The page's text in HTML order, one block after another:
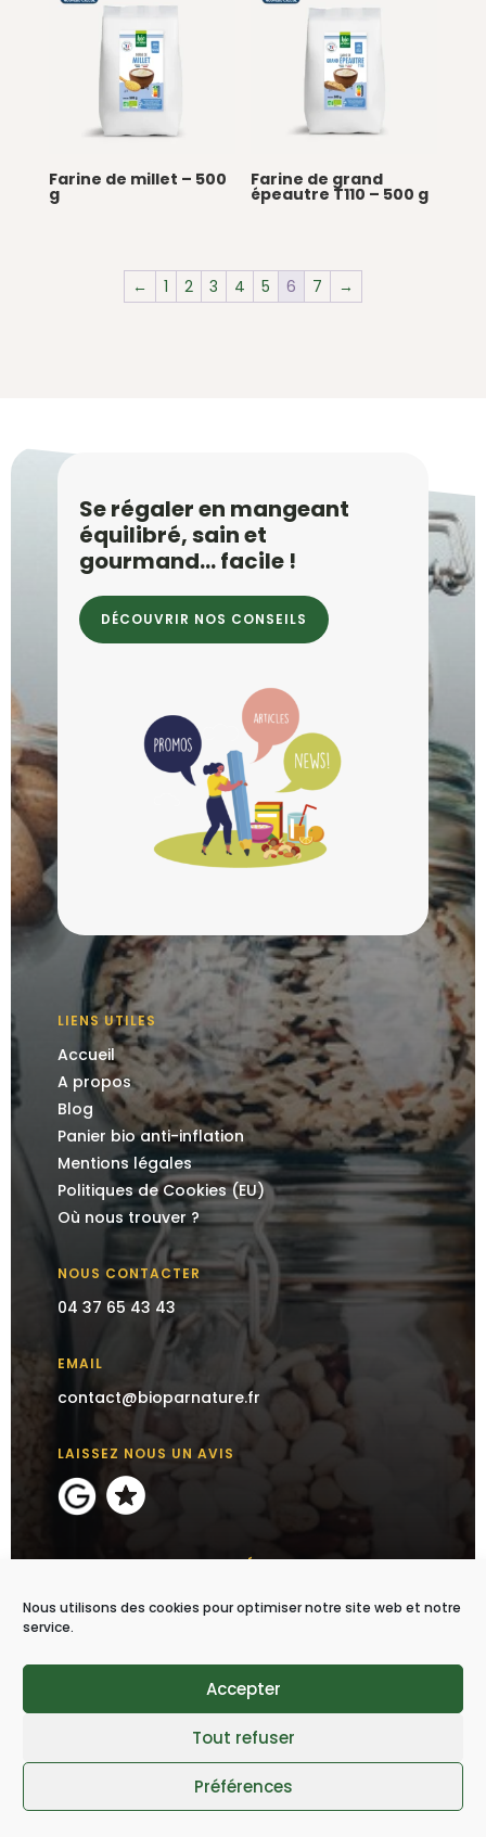
Nous utilisons des cookies pour optimiser notre site web et notre
service.
Accepter
Tout refuser
Préférences
Farine de millet – 500
g
Farine de grand
épeautre T110 – 500 g
← 1 2 3 4 5 6 7 →
Se régaler en mangeant
équilibré, sain et
gourmand… facile !
DÉCOUVRIR NOS CONSEILS
LIENS UTILES
Accueil
A propos
Blog
Panier bio anti-inflation
Mentions légales
Politiques de Cookies (EU)
Où nous trouver ?
NOUS CONTACTER
04 37 65 43 43
EMAIL
contact@bioparnature.fr
LAISSEZ NOUS UN AVIS
SUIVEZ-NOUS SUR LES RÉSEAUX SOCIAUX
recettes

Produits
Bienfaits
Conseils